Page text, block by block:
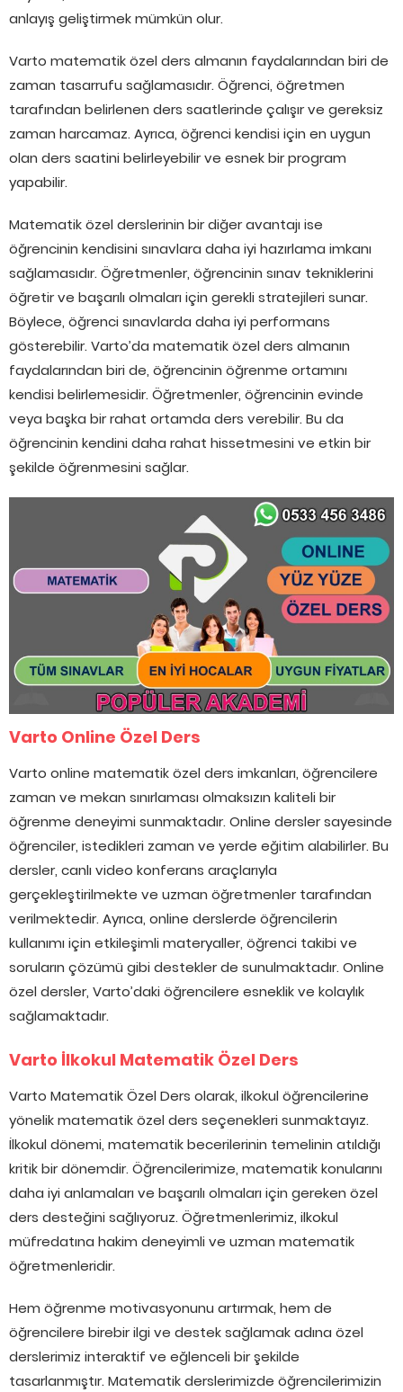
anlayış geliştirmek mümkün olur.
Varto matematik özel ders almanın faydalarından biri de
zaman tasarrufu sağlamasıdır. Öğrenci, öğretmen
tarafından belirlenen ders saatlerinde çalışır ve gereksiz
zaman harcamaz. Ayrıca, öğrenci kendisi için en uygun
olan ders saatini belirleyebilir ve esnek bir program
yapabilir.
Matematik özel derslerinin bir diğer avantajı ise
öğrencinin kendisini sınavlara daha iyi hazırlama imkanı
sağlamasıdır. Öğretmenler, öğrencinin sınav tekniklerini
öğretir ve başarılı olmaları için gerekli stratejileri sunar.
Böylece, öğrenci sınavlarda daha iyi performans
gösterebilir. Varto’da matematik özel ders almanın
faydalarından biri de, öğrencinin öğrenme ortamını
kendisi belirlemesidir. Öğretmenler, öğrencinin evinde
veya başka bir rahat ortamda ders verebilir. Bu da
öğrencinin kendini daha rahat hissetmesini ve etkin bir
şekilde öğrenmesini sağlar.
Varto Online Özel Ders
Varto online matematik özel ders imkanları, öğrencilere
zaman ve mekan sınırlaması olmaksızın kaliteli bir
öğrenme deneyimi sunmaktadır. Online dersler sayesinde
öğrenciler, istedikleri zaman ve yerde eğitim alabilirler. Bu
dersler, canlı video konferans araçlarıyla
gerçekleştirilmekte ve uzman öğretmenler tarafından
verilmektedir. Ayrıca, online derslerde öğrencilerin
kullanımı için etkileşimli materyaller, öğrenci takibi ve
soruların çözümü gibi destekler de sunulmaktadır. Online
özel dersler, Varto’daki öğrencilere esneklik ve kolaylık
sağlamaktadır.
Varto İlkokul Matematik Özel Ders
Varto Matematik Özel Ders olarak, ilkokul öğrencilerine
yönelik matematik özel ders seçenekleri sunmaktayız.
İlkokul dönemi, matematik becerilerinin temelinin atıldığı
kritik bir dönemdir. Öğrencilerimize, matematik konularını
daha iyi anlamaları ve başarılı olmaları için gereken özel
ders desteğini sağlıyoruz. Öğretmenlerimiz, ilkokul
müfredatına hakim deneyimli ve uzman matematik
öğretmenleridir.
Hem öğrenme motivasyonunu artırmak, hem de
öğrencilere birebir ilgi ve destek sağlamak adına özel
derslerimiz interaktif ve eğlenceli bir şekilde
tasarlanmıştır. Matematik derslerimizde öğrencilerimizin